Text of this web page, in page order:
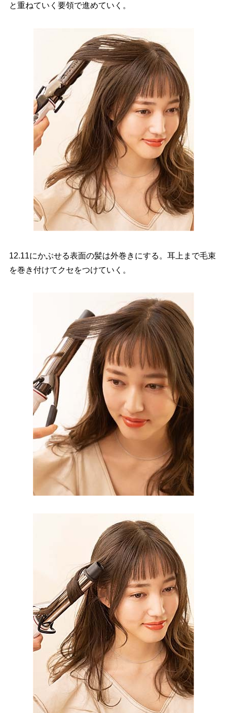
と重ねていく要領で進めていく。
12.11にかぶせる表面の髪は外巻きにする。耳上まで毛束
を巻き付けてクセをつけていく。